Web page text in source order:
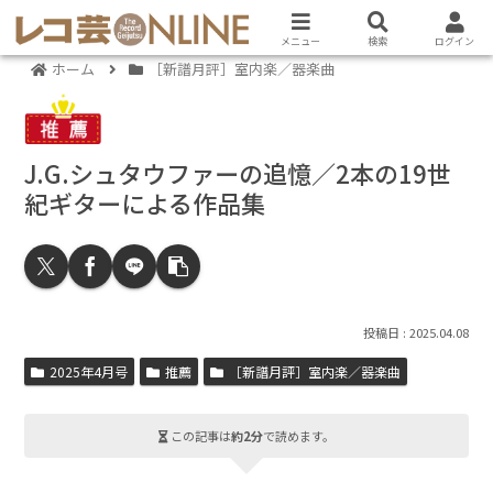
ホーム ［新譜月評］室内楽／器楽曲
J.G.シュタウファーの追憶／2本の19世
紀ギターによる作品集
2025.04.08
2025年4月号 推薦 ［新譜月評］室内楽／器楽曲
この記事は約2分で読めます。
メニュー 検索 ログイン